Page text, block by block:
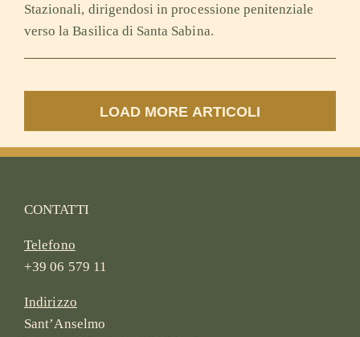
Stazionali, dirigendosi in processione penitenziale
verso la Basilica di Santa Sabina.
LOAD MORE ARTICOLI
CONTATTI
Telefono
+39 06 579 11
Indirizzo
Sant’Anselmo